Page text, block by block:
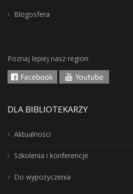
Blogosfera
Poznaj lepiej nasz region:
DLA BIBLIOTEKARZY
Aktualności
Szkolenia i konferencje
Do wypożyczenia